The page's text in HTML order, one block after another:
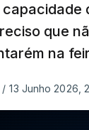
capacidade
que
na
/ 13 Junho 2026,